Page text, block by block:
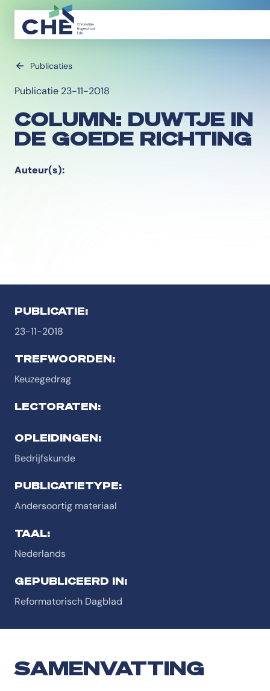
Publicaties
Publicatie 23-11-2018
COLUMN: DUWTJE IN
DE GOEDE RICHTING
Auteur(s):
PUBLICATIE:
23-11-2018
TREFWOORDEN:
Keuzegedrag
LECTORATEN:
OPLEIDINGEN:
Bedrijfskunde
PUBLICATIETYPE:
Andersoortig materiaal
TAAL:
Nederlands
GEPUBLICEERD IN:
Reformatorisch Dagblad
SAMENVATTING